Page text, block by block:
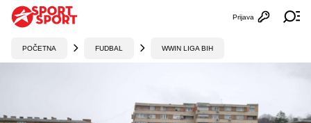
Otvori
Prijava
POČETNA FUDBAL WWIN LIGA BIH